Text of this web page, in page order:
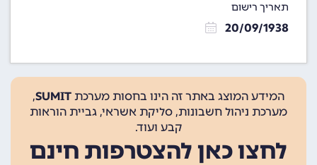
תאריך רישום
20/09/1938
המידע המוצג באתר זה הינו בחסות מערכת SUMIT
,
מערכת ניהול חשבונות, סליקת אשראי, גביית הוראות
קבע ועוד.
לחצו כאן להצטרפות חינם